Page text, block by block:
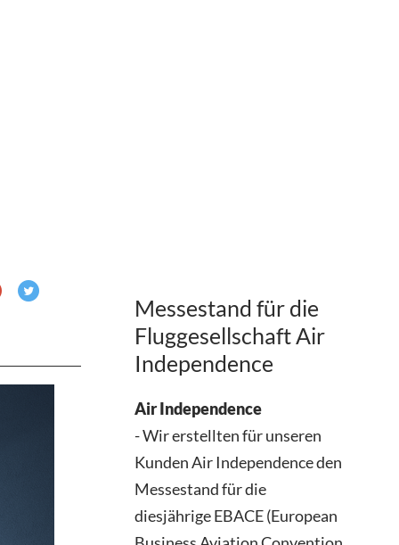
Messestand für die
Fluggesellschaft Air
Independence
Air Independence
- Wir erstellten für unseren
Kunden Air Independence den
Messestand für die
diesjährige EBACE (European